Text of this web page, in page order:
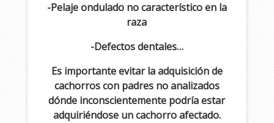
-Pelaje ondulado no característico en la
raza
-Defectos dentales…
Es importante evitar la adquisición de
cachorros con padres no analizados
dónde inconscientemente podría estar
adquiriéndose un cachorro afectado.